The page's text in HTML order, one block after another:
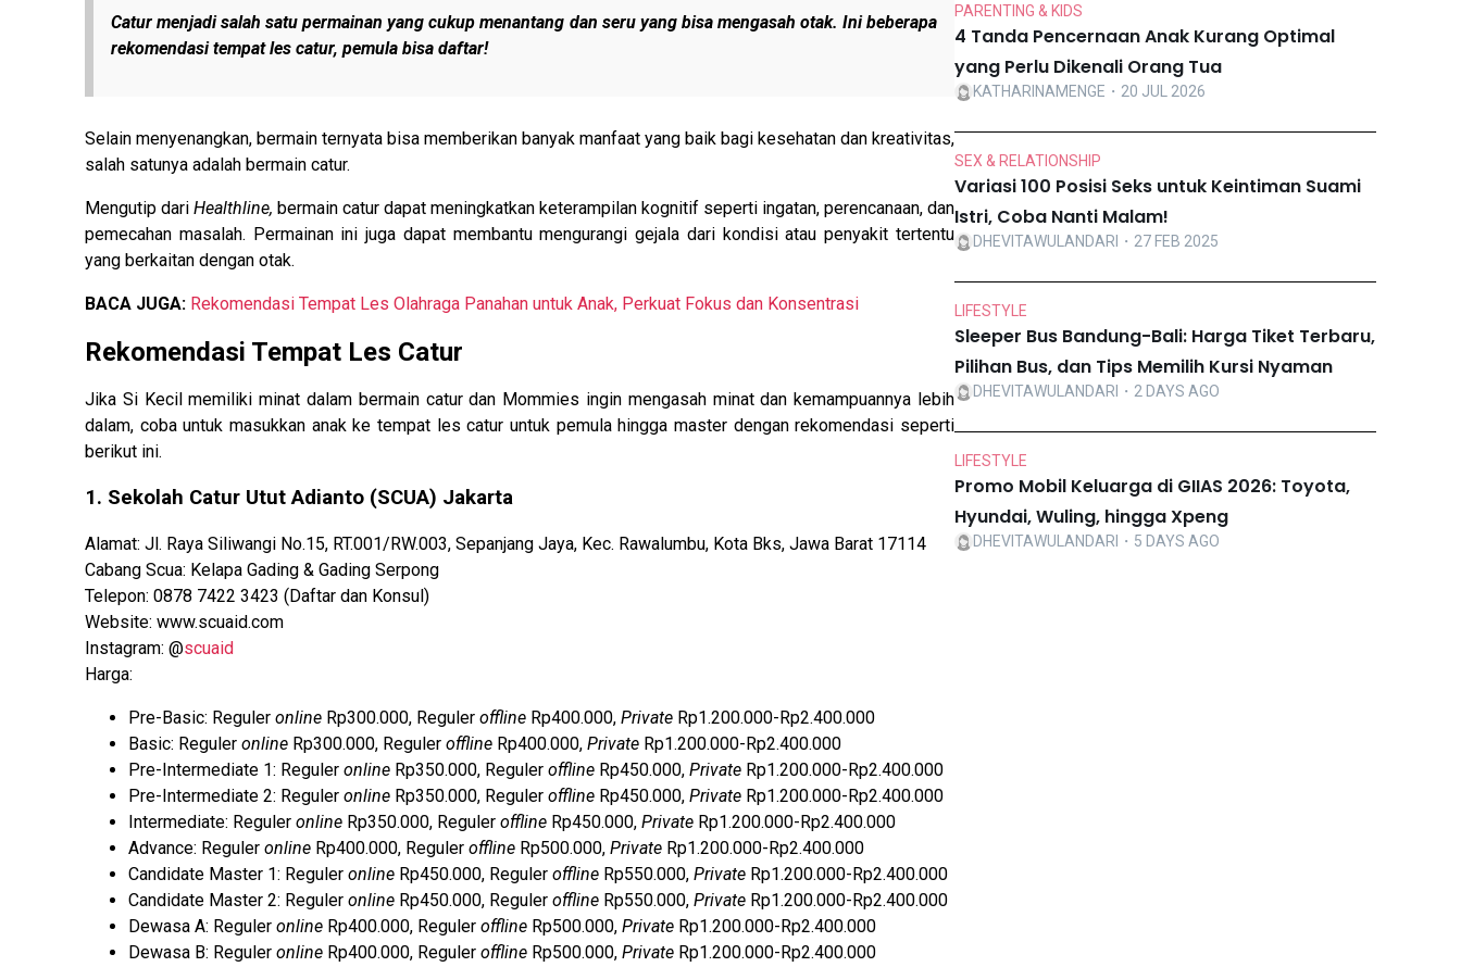
Catur menjadi salah satu permainan yang cukup menantang dan seru yang bisa mengasah otak. Ini beberapa
rekomendasi tempat les catur, pemula bisa daftar!
Selain menyenangkan, bermain ternyata bisa memberikan banyak manfaat yang baik bagi kesehatan dan kreativitas,
salah satunya adalah bermain catur.
Mengutip dari Healthline, bermain catur dapat meningkatkan keterampilan kognitif seperti ingatan, perencanaan, dan
pemecahan masalah. Permainan ini juga dapat membantu mengurangi gejala dari kondisi atau penyakit tertentu
yang berkaitan dengan otak.
BACA JUGA: Rekomendasi Tempat Les Olahraga Panahan untuk Anak, Perkuat Fokus dan Konsentrasi
Rekomendasi Tempat Les Catur
Jika Si Kecil memiliki minat dalam bermain catur dan Mommies ingin mengasah minat dan kemampuannya lebih
dalam, coba untuk masukkan anak ke tempat les catur untuk pemula hingga master dengan rekomendasi seperti
berikut ini.
1. Sekolah Catur Utut Adianto (SCUA) Jakarta
Alamat: Jl. Raya Siliwangi No.15, RT.001/RW.003, Sepanjang Jaya, Kec. Rawalumbu, Kota Bks, Jawa Barat 17114
Cabang Scua: Kelapa Gading & Gading Serpong
Telepon: 0878 7422 3423 (Daftar dan Konsul)
Website: www.scuaid.com
Instagram: @scuaid
Harga:
Pre-Basic: Reguler online Rp300.000, Reguler offline Rp400.000, Private Rp1.200.000-Rp2.400.000
Basic: Reguler online Rp300.000, Reguler offline Rp400.000, Private Rp1.200.000-Rp2.400.000
Pre-Intermediate 1: Reguler online Rp350.000, Reguler offline Rp450.000, Private Rp1.200.000-Rp2.400.000
Pre-Intermediate 2: Reguler online Rp350.000, Reguler offline Rp450.000, Private Rp1.200.000-Rp2.400.000
Intermediate: Reguler online Rp350.000, Reguler offline Rp450.000, Private Rp1.200.000-Rp2.400.000
Advance: Reguler online Rp400.000, Reguler offline Rp500.000, Private Rp1.200.000-Rp2.400.000
Candidate Master 1: Reguler online Rp450.000, Reguler offline Rp550.000, Private Rp1.200.000-Rp2.400.000
Candidate Master 2: Reguler online Rp450.000, Reguler offline Rp550.000, Private Rp1.200.000-Rp2.400.000
Dewasa A: Reguler online Rp400.000, Reguler offline Rp500.000, Private Rp1.200.000-Rp2.400.000
Dewasa B: Reguler online Rp400.000, Reguler offline Rp500.000, Private Rp1.200.000-Rp2.400.000
PARENTING & KIDS
4 Tanda Pencernaan Anak Kurang Optimal
yang Perlu Dikenali Orang Tua
KATHARINAMENGE ・20 JUL 2026
SEX & RELATIONSHIP
Variasi 100 Posisi Seks untuk Keintiman Suami
Istri, Coba Nanti Malam!
DHEVITAWULANDARI ・27 FEB 2025
LIFESTYLE
Sleeper Bus Bandung-Bali: Harga Tiket Terbaru,
Pilihan Bus, dan Tips Memilih Kursi Nyaman
DHEVITAWULANDARI ・2 DAYS AGO
LIFESTYLE
Promo Mobil Keluarga di GIIAS 2026: Toyota,
Hyundai, Wuling, hingga Xpeng
DHEVITAWULANDARI ・5 DAYS AGO